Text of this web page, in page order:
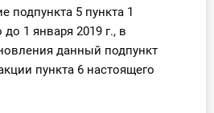
подпункта 5 пункта 1
1 января 2019 г., в
данный подпункт
пункта 6 настоящего